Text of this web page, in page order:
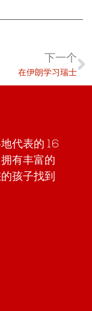
下一个
在伊朗学习瑞士
代表的 16
有丰富的
孩子找到